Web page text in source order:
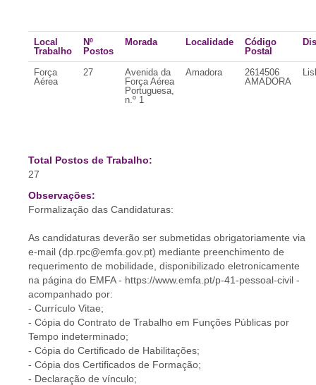
Local
Trabalho
Nº
Postos
Morada Localidade
Código
Postal
Força
Aérea
27
Avenida da
Força Aérea
Portuguesa,
n.º 1
Amadora
2614506
AMADORA
Total Postos de Trabalho:
27
Observações:
Formalização das Candidaturas:
As candidaturas deverão ser submetidas obrigatoriamente via
e-mail (dp.rpc@emfa.gov.pt) mediante preenchimento de
requerimento de mobilidade, disponibilizado eletronicamente
na página do EMFA - https://www.emfa.pt/p-41-pessoal-civil -
acompanhado por:
- Currículo Vitae;
- Cópia do Contrato de Trabalho em Funções Públicas por
Tempo indeterminado;
- Cópia do Certificado de Habilitações;
- Cópia dos Certificados de Formação;
- Declaração de vínculo;